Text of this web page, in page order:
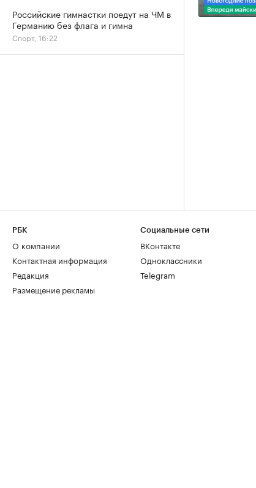
Российские гимнастки поедут на ЧМ в
Германию без флага и гимна
Спорт, 16:22
РБК
О компании
Контактная информация
Редакция
Размещение рекламы
Социальные сети
ВКонтакте
Одноклассники
Telegram